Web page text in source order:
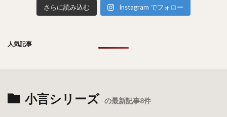
さらに読み込む Instagram でフォロー
人気記事
小言シリーズ の最新記事8件